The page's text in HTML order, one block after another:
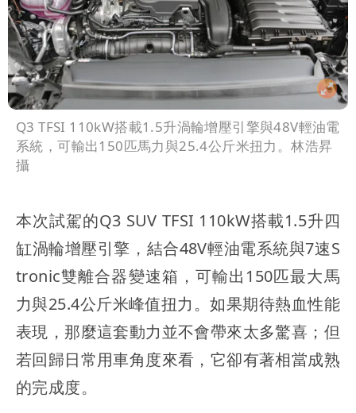
Q3 TFSI 110kW搭載1.5升渦輪增壓引擎與48V輕油電
系統，可輸出150匹馬力與25.4公斤米扭力。林浩昇
攝
本次試駕的Q3 SUV TFSI 110kW搭載1.5升四
缸渦輪增壓引擎，結合48V輕油電系統與7速S
tronic雙離合器變速箱，可輸出150匹最大馬
力與25.4公斤米峰值扭力。如果期待熱血性能
表現，那麼這套動力並不會帶來太多驚喜；但
若回歸日常用車角度來看，它卻有著相當成熟
的完成度。